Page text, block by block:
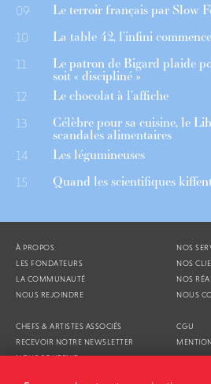
09 Le terroir français par Slow
10 La table 42, l’infini
11 Le patron de Bigard plaide
soit « discipliné »
12 Le chocolat à l’affiche
13 Célèbre pour sa cuisine, le
scandales alimentaires
14 Les légumineuses
15 Quand les scientifiques
À PROPOS
LES FONDATEURS
LA COMMUNAUTÉ
NOUS REJOINDRE
NOS
NOS
NOS
NOUS
CHEFS & ARTISTES ASSOCIÉS
RECEVOIR NOTRE NEWSLETTER
NOUS SOUTENIR
CGU